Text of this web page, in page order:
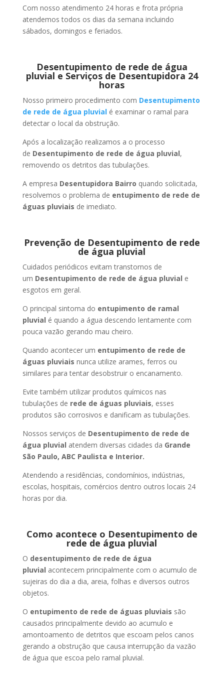
Com nosso atendimento 24 horas e frota própria
atendemos todos os dias da semana incluindo
sábados, domingos e feriados.
Desentupimento de rede de água
pluvial e Serviços de Desentupidora 24
horas
Nosso primeiro procedimento com Desentupimento
de rede de água pluvialé examinar o ramal para
detectar o local da obstrução.
Após a localização realizamos a o processo
de Desentupimento de rede de água pluvial,
removendo os detritos das tubulações.
A empresa Desentupidora Bairro quando solicitada,
resolvemos o problema de entupimento de rede de
águas pluviais de imediato.
Prevenção de Desentupimento de rede
de água pluvial
Cuidados periódicos evitam transtornos de
um Desentupimento de rede de água pluvial e
esgotos em geral.
O principal sintoma do entupimento de ramal
pluvial é quando a água descendo lentamente com
pouca vazão gerando mau cheiro.
Quando acontecer um entupimento de rede de
águas pluviais nunca utilize arames, ferros ou
similares para tentar desobstruir o encanamento.
Evite também utilizar produtos químicos nas
tubulações de rede de águas pluviais, esses
produtos são corrosivos e danificam as tubulações.
Nossos serviços de Desentupimento de rede de
água pluvial atendem diversas cidades da Grande
São Paulo, ABC Paulista e Interior.
Atendendo a residências, condomínios, indústrias,
escolas, hospitais, comércios dentro outros locais 24
horas por dia.
Como acontece o Desentupimento de
rede de água pluvial
O desentupimento de rede de água
pluvial acontecem principalmente com o acumulo de
sujeiras do dia a dia, areia, folhas e diversos outros
objetos.
O entupimento de rede de águas pluviais são
causados principalmente devido ao acumulo e
amontoamento de detritos que escoam pelos canos
gerando a obstrução que causa interrupção da vazão
de água que escoa pelo ramal pluvial.